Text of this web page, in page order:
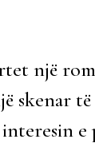
një
skenar